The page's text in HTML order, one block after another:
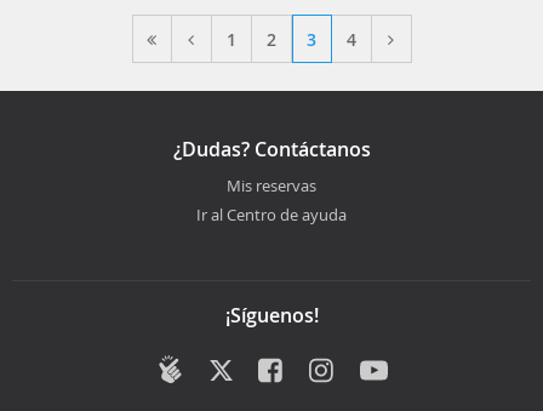
1 2 3 4
¿Dudas? Contáctanos
Mis reservas
Ir al Centro de ayuda
¡Síguenos!